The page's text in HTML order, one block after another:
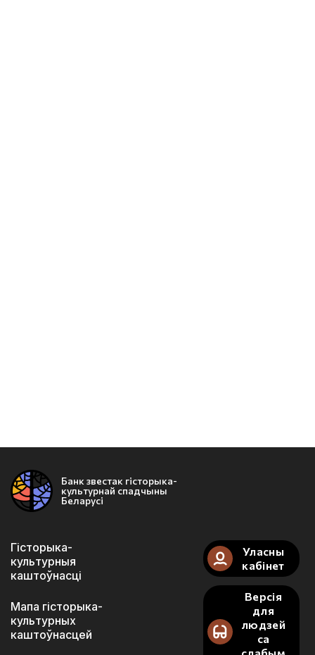
Банк звестак гісторыка-
культурнай спадчыны
Беларусі
Гісторыка-
культурныя
каштоўнасці
Мапа гісторыка-
культурных
каштоўнасцей
Уласны
кабінет
Версія
для
людзей
са